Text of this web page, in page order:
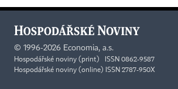
© 1996-2026 Economia, a.s.
Hospodářské noviny (print) ISSN 0862-9587
Hospodářské noviny (online) ISSN 2787-950X